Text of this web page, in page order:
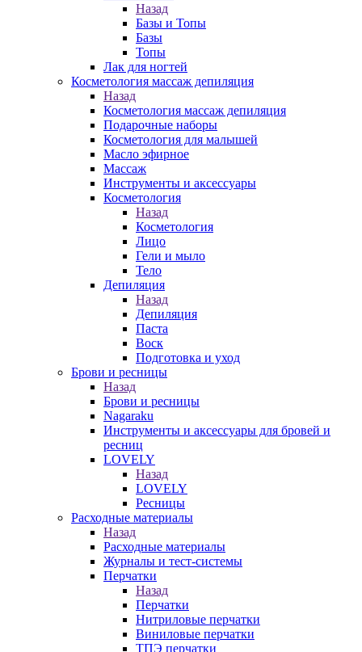
Назад
Базы и Топы
Базы
Топы
Лак для ногтей
Косметология массаж депиляция
Назад
Косметология массаж депиляция
Подарочные наборы
Косметология для малышей
Масло эфирное
Массаж
Инструменты и аксессуары
Косметология
Назад
Косметология
Лицо
Гели и мыло
Тело
Депиляция
Назад
Депиляция
Паста
Воск
Подготовка и уход
Брови и ресницы
Назад
Брови и ресницы
Nagaraku
Инструменты и аксессуары для бровей и
ресниц
LOVELY
Назад
LOVELY
Ресницы
Расходные материалы
Назад
Расходные материалы
Журналы и тест-системы
Перчатки
Назад
Перчатки
Нитриловые перчатки
Виниловые перчатки
ТПЭ перчатки